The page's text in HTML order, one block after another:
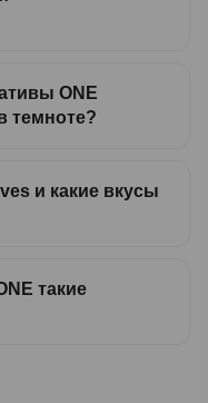
ONE
темноте?
и какие вкусы
такие